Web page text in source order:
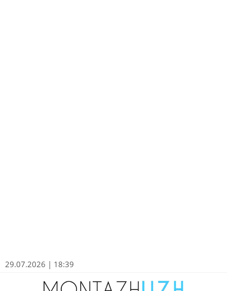
29.07.2026 | 18:39